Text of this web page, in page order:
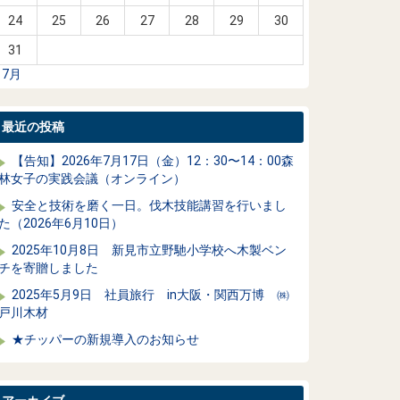
24 25 26 27 28 29 30
31
月
最近の投稿
【告知】2026年7月17日（金）12：30〜14：00森
女子の実践会議（オンライン）
安全と技術を磨く一日。伐木技能講習を行いまし
（2026年6月10日）
2025年10月8日 新見市立野馳小学校へ木製ベン
を寄贈しました
2025年5月9日 社員旅行 in大阪・関西万博 ㈱
川木材
★チッパーの新規導入のお知らせ